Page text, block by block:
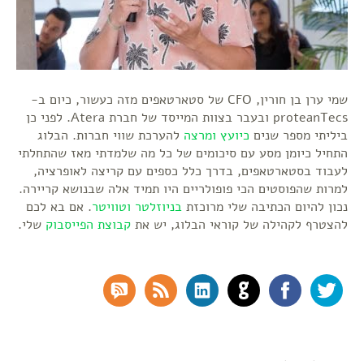
שמי ערן בן חורין, CFO של סטארטאפים מזה כעשור, כיום ב-
proteanTecs ובעבר בצוות המייסד של חברת Atera. לפני כן
ביליתי מספר שנים כיועץ ומרצה להערכת שווי חברות. הבלוג
התחיל כיומן מסע עם סיכומים של כל מה שלמדתי מאז שהתחלתי
לעבוד בסטארטאפים, בדרך כלל כספים עם קריצה לאופרציה,
למרות שהפוסטים הכי פופולריים היו תמיד אלה שבנושא קריירה.
נכון להיום הכתיבה שלי מרוכזת בניוזלטר וטוויטר. אם בא לכם
להצטרף לקהילה של קוראי הבלוג, יש את קבוצת הפייסבוק שלי.
Twitter
Facebook
GitHub
LinkedIn
RSS Feed